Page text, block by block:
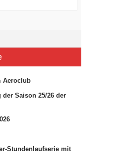
Aeroclub
der Saison 25/26 der
Stundenlaufserie mit